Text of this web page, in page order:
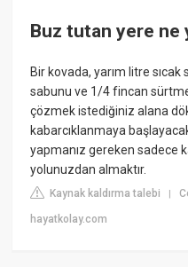
Buz tutan yere ne
Bir kovada, yarım litre sıcak
sabunu ve 1/4 fincan
çözmek istediğiniz alana
kabarcıklanmaya
yapmanız gereken sadece
yolunuzdan almaktır.
Kaynak kaldırma talebi |
hayatkolay.com